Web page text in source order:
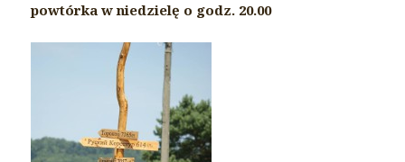
powtórka w niedzielę o godz. 20.00